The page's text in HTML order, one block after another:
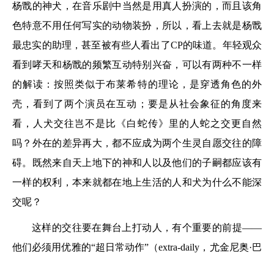
杨戬的神犬，在音乐剧中当然是用真人扮演的，而且该角
色特意不用任何写实的动物装扮，所以，看上去就是杨戬
最忠实的助理，甚至被有些人看出了CP的味道。年轻观众
看到哮天和杨戬的频繁互动特别兴奋，可以有两种不一样
的解读：按照类似于布莱希特的理论，是穿透角色的外
壳，看到了两个演员在互动；要是从社会象征的角度来
看，人犬交往岂不是比《白蛇传》里的人蛇之交更自然
吗？外在的差异再大，都不应成为两个生灵自愿交往的障
碍。既然来自天上地下的神和人以及他们的子嗣都应该有
一样的权利，本来就都在地上生活的人和犬为什么不能深
交呢？
这样的交往要在舞台上打动人，有个重要的前提——
他们必须用优雅的“超日常动作”（extra-daily，尤金尼奥·巴